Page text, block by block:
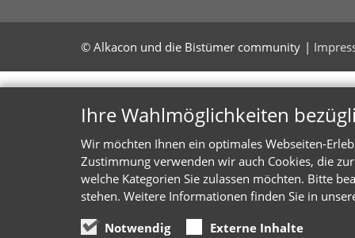
© Alkacon und die Bistümer community
Ihre Wahlmöglichkeiten
Wir möchten Ihnen ein optimales Webseiten-
Zustimmung verwenden wir auch Cookies, die
welche Kategorien Sie zulassen möchten. Bitte
stehen. Weitere Informationen finden Sie in
Notwendig
Externe Inhalte